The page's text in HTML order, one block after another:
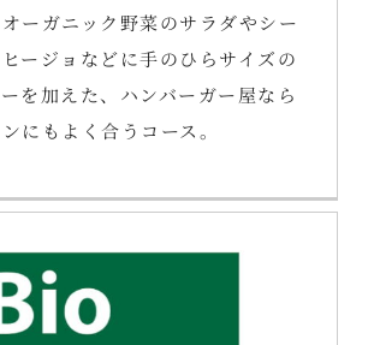
ーガニック野菜のサラダやシー
ージョなどに手のひらサイズの
を加えた、ハンバーガー屋なら
にもよく合うコース。